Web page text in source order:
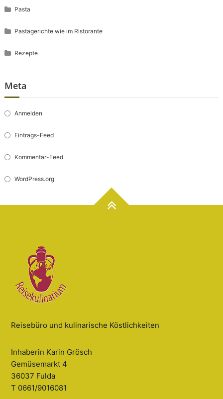
Pasta
Pastagerichte wie im Ristorante
Rezepte
Meta
Anmelden
Eintrags-Feed
Kommentar-Feed
WordPress.org
Reisebüro und kulinarische Köstlichkeiten
Inhaberin Karin Grösch
Gemüsemarkt 4
36037 Fulda
T 0661/9016081